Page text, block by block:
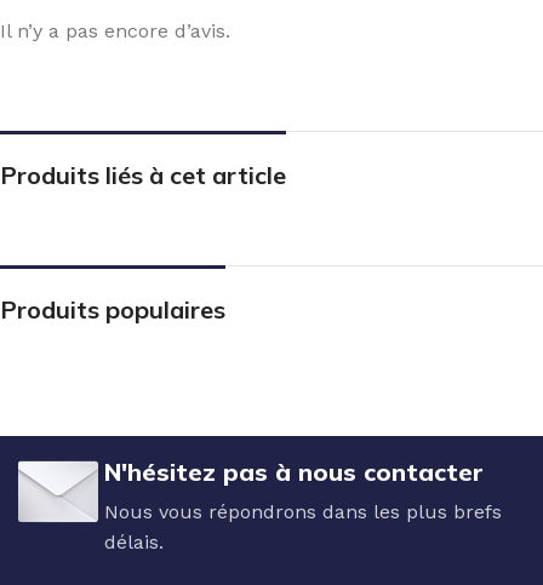
Il n’y a pas encore d’avis.
Produits liés à cet article
Produits populaires
N'hésitez pas à nous contacter
Nous vous répondrons dans les plus brefs
délais.